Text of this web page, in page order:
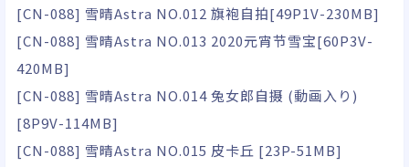
[CN-088] 雪晴Astra NO.012 旗袍自拍[49P1V-230MB]
[CN-088] 雪晴Astra NO.013 2020元宵节雪宝[60P3V-
420MB]
[CN-088] 雪晴Astra NO.014 兔女郎自摄 (動画入り)
[8P9V-114MB]
[CN-088] 雪晴Astra NO.015 皮卡丘 [23P-51MB]